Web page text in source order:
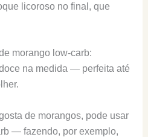
licoroso no final, que
morango low-carb:
na medida — perfeita até
de morangos, pode usar
— fazendo, por exemplo,